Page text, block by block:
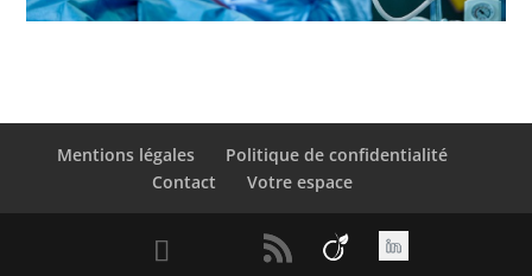
Mentions légales
Politique de confidentialité
Contact
Votre espace